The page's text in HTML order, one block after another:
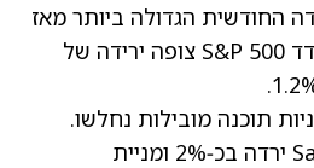
2.5%, הירידה החודשית הגדולה ביותר מאז
מרץ אשתקד, בעוד שמדד S&P 500 צופה ירידה של
תוכנה מובילות נחלשו.
ירדה בכ‑2% ומניית